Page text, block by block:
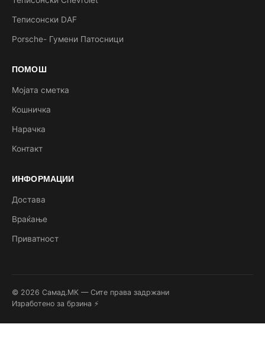
Теписонски DAF
Porsche- Гумени Патосници
ПОМОШ
Мојата сметка
Кошничка
Нарачка
Контакт
ИНФОРМАЦИИ
Достава
Враќање
Приватност
© 2026 Самад.МК — Сите права задржани
Изработено за брзина ⚡